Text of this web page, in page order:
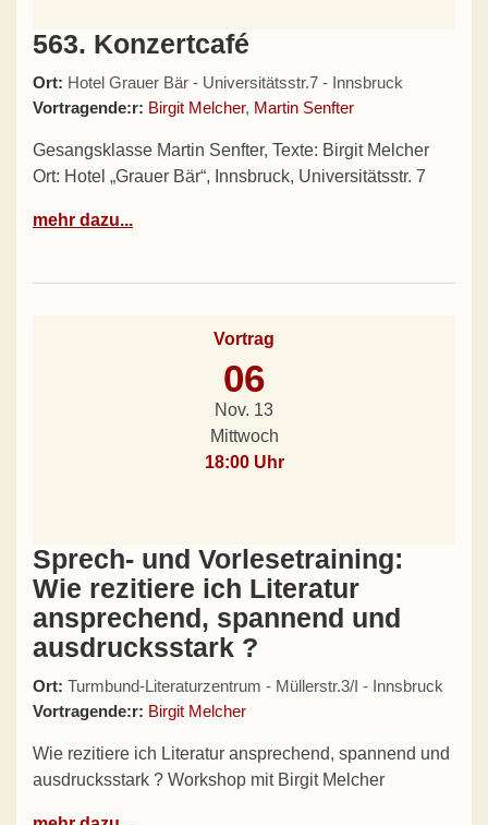
563. Konzertcafé
Ort: Hotel Grauer Bär - Universitätsstr.7 - Innsbruck
Vortragende:r: Birgit Melcher, Martin Senfter
Gesangsklasse Martin Senfter, Texte: Birgit Melcher
Ort: Hotel „Grauer Bär“, Innsbruck, Universitätsstr. 7
mehr dazu...
Vortrag
06
Nov. 13
Mittwoch
18:00 Uhr
Sprech- und Vorlesetraining:
Wie rezitiere ich Literatur
ansprechend, spannend und
ausdrucksstark ?
Ort: Turmbund-Literaturzentrum - Müllerstr.3/I - Innsbruck
Vortragende:r: Birgit Melcher
Wie rezitiere ich Literatur ansprechend, spannend und
ausdrucksstark ? Workshop mit Birgit Melcher